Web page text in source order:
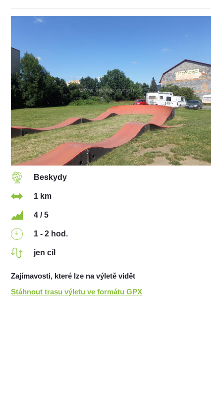
Beskydy
1 km
4 / 5
1 - 2 hod.
jen cíl
Zajímavosti, které lze na výletě vidět
Stáhnout trasu výletu ve formátu GPX